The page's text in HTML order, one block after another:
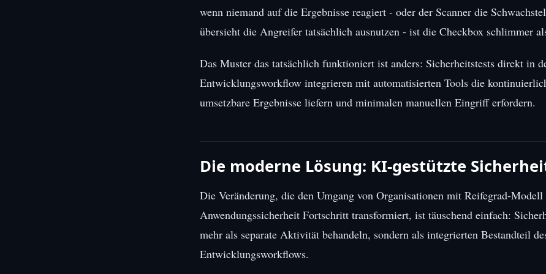
wenn niemand auf die Ergebnisse reagiert - oder der Scanner die
übersieht die Angreifer tatsächlich ausnutzen - ist die Checkbox schlimmer
Das Muster das tatsächlich funktioniert ist anders: Sicherheitstests direkt in
Entwicklungsworkflow integrieren mit automatisierten Tools die
umsetzbare Ergebnisse liefern und minimalen manuellen Eingriff erfordern.
Die moderne Lösung: KI-gestützte
Die Veränderung, die den Umgang von Organisationen mit Reifegrad-Modell
Anwendungssicherheit Fortschritt transformiert, ist täuschend einfach:
mehr als separate Aktivität behandeln, sondern als integrierten Bestandteil
Entwicklungsworkflows.